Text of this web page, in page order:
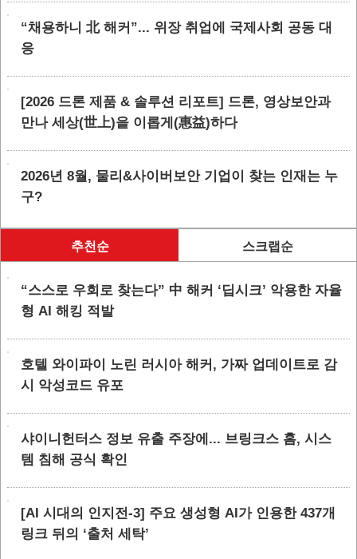
“채용하니 北 해커”... 위장 취업에 국제사회 공동 대
응
[2026 드론 제품 & 솔루션 리포트] 드론, 영상보안과
만나 세상(世上)을 이롭게(惠益)하다
2026년 8월, 물리&사이버보안 기업이 찾는 인재는 누
구?
추천순 스크랩순
“스스로 우회로 찾는다” 中 해커 ‘딥시크’ 악용한 자율
형 AI 해킹 적발
호텔 와이파이 노린 러시아 해커, 가짜 업데이트로 감
시 악성코드 유포
샤이니헌터스 정보 유출 주장에... 브링크스 홈, 시스
템 침해 공식 확인
[AI 시대의 인지전-3] 주요 생성형 AI가 인용한 437개
링크 뒤의 ‘출처 세탁’